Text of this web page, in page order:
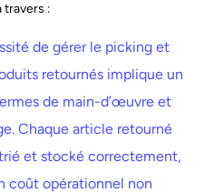
travers :
de gérer le picking et
retournés implique un
de main-d’œuvre et
Chaque article retourné
et stocké correctement,
coût opérationnel non